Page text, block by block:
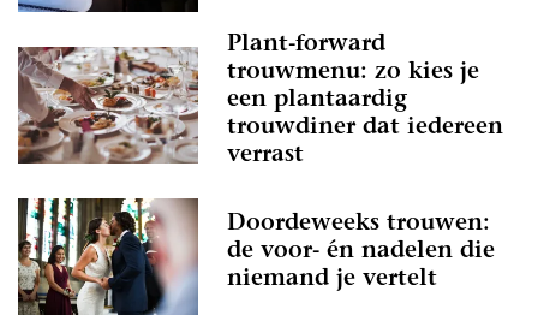
Plant-forward
trouwmenu: zo kies je
een plantaardig
trouwdiner dat iedereen
verrast
Doordeweeks trouwen:
de voor- én nadelen die
niemand je vertelt